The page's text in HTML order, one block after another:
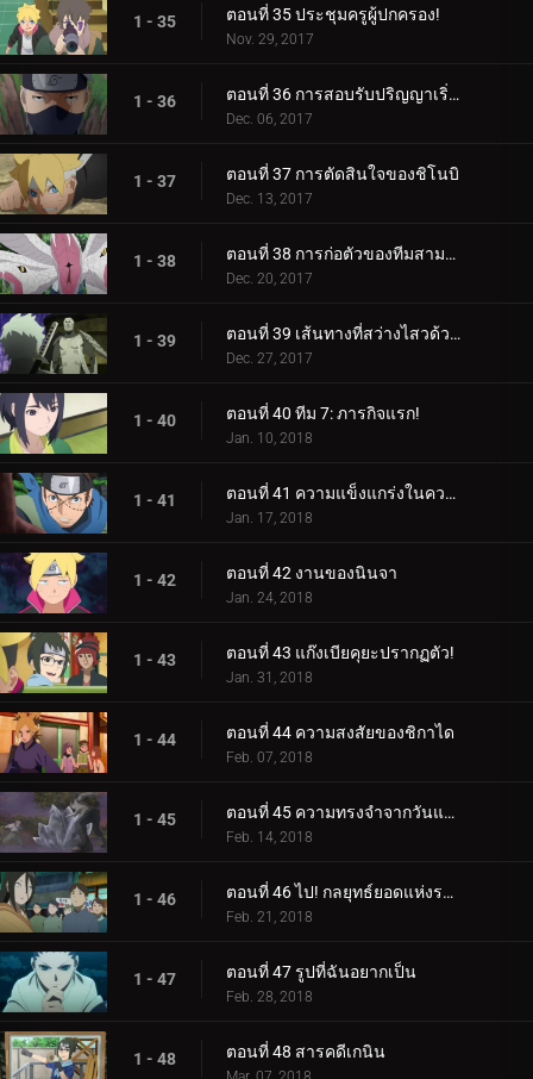
1 - 35 ตอนที่ 35 ประชุมครูผู้ปกครอง!
Nov. 29, 2017
1 - 36 ตอนที่ 36 การสอบรับปริญญาเริ่มต้นขึ้นแล้ว!
Dec. 06, 2017
1 - 37 ตอนที่ 37 การตัดสินใจของชิโนบิ
Dec. 13, 2017
1 - 38 ตอนที่ 38 การก่อตัวของทีมสามคน?
Dec. 20, 2017
1 - 39 ตอนที่ 39 เส้นทางที่สว่างไสวด้วยพระจันทร์เต็มดวง
Dec. 27, 2017
1 - 40 ตอนที่ 40 ทีม 7: ภารกิจแรก!
Jan. 10, 2018
1 - 41 ตอนที่ 41 ความแข็งแกร่งในความสามัคคี
Jan. 17, 2018
1 - 42 ตอนที่ 42 งานของนินจา
Jan. 24, 2018
1 - 43 ตอนที่ 43 แก๊งเบียคุยะปรากฏตัว!
Jan. 31, 2018
1 - 44 ตอนที่ 44 ความสงสัยของชิกาได
Feb. 07, 2018
1 - 45 ตอนที่ 45 ความทรงจำจากวันแห่งหิมะ
Feb. 14, 2018
1 - 46 ตอนที่ 46 ไป! กลยุทธ์ยอดแห่งราตรี
Feb. 21, 2018
1 - 47 ตอนที่ 47 รูปที่ฉันอยากเป็น
Feb. 28, 2018
1 - 48 ตอนที่ 48 สารคดีเกนิน